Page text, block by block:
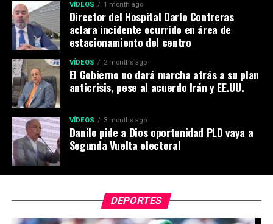
VÍDEOS 1 month ago
Director del Hospital Darío Contreras
aclara incidente ocurrido en área de
estacionamiento del centro
VÍDEOS 2 months ago
El Gobierno no dará marcha atrás a su plan
anticrisis, pese al acuerdo Irán y EE.UU.
VÍDEOS 3 months ago
Danilo pide a Dios oportunidad PLD vaya a
Segunda Vuelta electoral
DEPORTES